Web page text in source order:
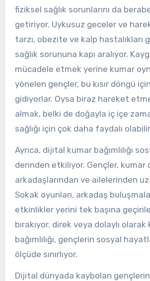
fiziksel sağlık sorunlarını da
getiriyor. Uykusuz geceler ve
tarzı, obezite ve kalp hastalıkları
sağlık sorununa kapı aralıyor.
mücadele etmek yerine kumar
yönelen gençler, bu kısır döngü
gidiyorlar. Oysa biraz hareket
almak, belki de doğayla iç içe
sağlığı için çok daha faydalı
Ayrıca, dijital kumar bağımlılığı
derinden etkiliyor. Gençler, kumar
arkadaşlarından ve ailelerinden
Sokak oyunları, arkadaş
etkinlikler yerini tek başına
bırakıyor. direk veya dolaylı olarak
bağımlılığı, gençlerin sosyal
ölçüde sınırlıyor.
Dijital dünyada kaybolan gençlerin